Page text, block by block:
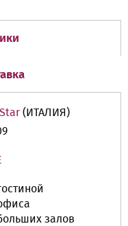
(ИТАЛИЯ)
залов